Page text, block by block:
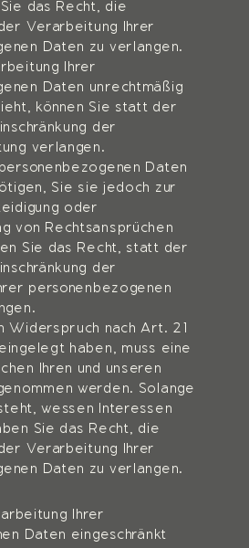
das Recht, die
Verarbeitung Ihrer
Daten zu verlangen.
Ihrer
Daten unrechtmäßig
können Sie statt der
der
verlangen.
Daten
Sie sie jedoch zur
oder
von Rechtsansprüchen
Sie das Recht, statt der
der
personenbezogenen
Widerspruch nach Art. 21
haben, muss eine
Ihren und unseren
werden. Solange
wessen Interessen
Sie das Recht, die
Verarbeitung Ihrer
Daten zu verlangen.
Ihrer
Daten eingeschränkt